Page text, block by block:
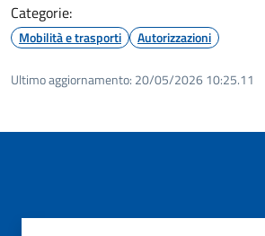
Categorie:
Mobilità e trasporti Autorizzazioni
Ultimo aggiornamento: 20/05/2026 10:25.11